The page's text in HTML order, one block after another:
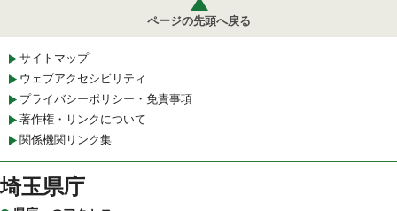
ページの先頭へ戻る
サイトマップ
ウェブアクセシビリティ
プライバシーポリシー・免責事項
著作権・リンクについて
関係機関リンク集
埼玉県庁